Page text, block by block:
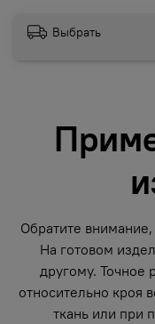
Выбрать
Обратите
На готовом
другому. Точное
относительно кроя
ткань или при